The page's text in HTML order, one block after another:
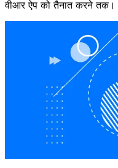
वीआर ऐप को तैनात करने तक।